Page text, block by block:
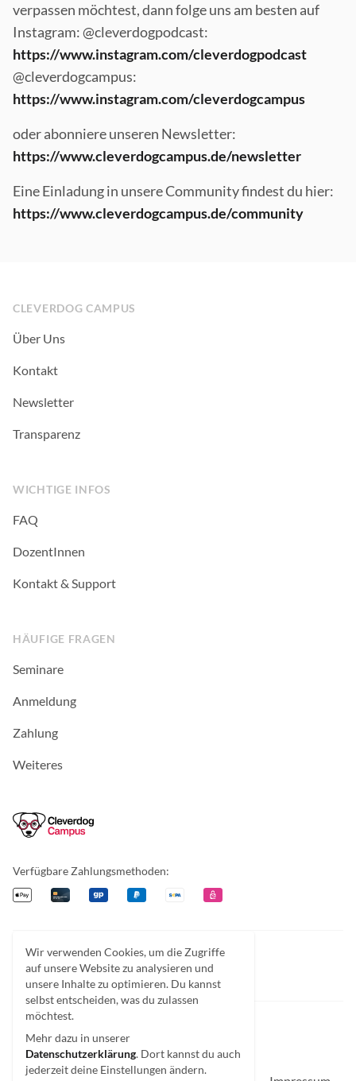
Wir verwenden Cookies, um die Zugriffe
auf unsere Website zu analysieren und
unsere Inhalte zu optimieren. Du kannst
selbst entscheiden, was du zulassen
möchtest.
Mehr dazu in unserer
Datenschutzerklärung. Dort kannst du auch
jederzeit deine Einstellungen ändern.
verpassen möchtest, dann folge uns am besten auf
Instagram: @cleverdogpodcast:
https://www.instagram.com/cleverdogpodcast
@cleverdogcampus:
https://www.instagram.com/cleverdogcampus
oder abonniere unseren Newsletter:
https://www.cleverdogcampus.de/newsletter
Eine Einladung in unsere Community findest du hier:
https://www.cleverdogcampus.de/community
CLEVERDOG CAMPUS
Über Uns
Kontakt
Newsletter
Transparenz
WICHTIGE INFOS
FAQ
DozentInnen
Kontakt & Support
HÄUFIGE FRAGEN
Seminare
Anmeldung
Zahlung
Weiteres
Cleverdog Campus
Verfügbare Zahlungsmethoden:
Apple PayKreditkarteGiropayPayPal Überweisung
EPS
FacebookInstagramDiscord
© Cleverdog Campus 2026.